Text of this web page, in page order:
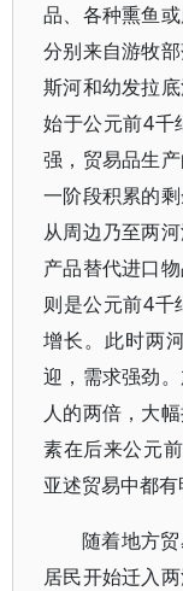
品、各种熏鱼
分别来自游牧
斯河和幼发拉
始于公元前4千
强，贸易品生
一阶段积累的
从周边乃至两
产品替代进口
则是公元前4
增长。此时两
迎，需求强劲
人的两倍，大
素在后来公元
亚述贸易中都有
随着地方
居民开始迁入